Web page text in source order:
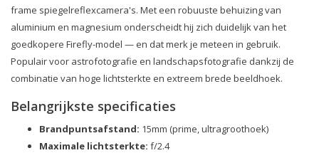
frame spiegelreflexcamera's. Met een robuuste behuizing van
aluminium en magnesium onderscheidt hij zich duidelijk van het
goedkopere Firefly-model — en dat merk je meteen in gebruik.
Populair voor astrofotografie en landschapsfotografie dankzij de
combinatie van hoge lichtsterkte en extreem brede beeldhoek.
Belangrijkste specificaties
Brandpuntsafstand: 15mm (prime, ultragroothoek)
Maximale lichtsterkte: f/2.4